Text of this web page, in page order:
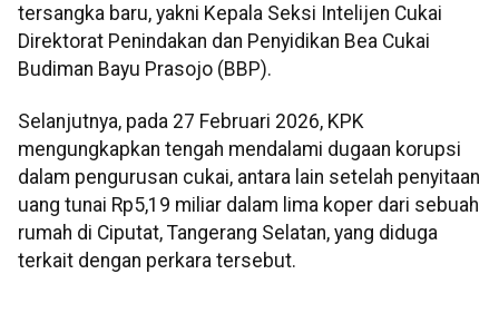
tersangka baru, yakni Kepala Seksi Intelijen Cukai
Direktorat Penindakan dan Penyidikan Bea Cukai
Budiman Bayu Prasojo (BBP).
Selanjutnya, pada 27 Februari 2026, KPK
mengungkapkan tengah mendalami dugaan korupsi
dalam pengurusan cukai, antara lain setelah penyitaan
uang tunai Rp5,19 miliar dalam lima koper dari sebuah
rumah di Ciputat, Tangerang Selatan, yang diduga
terkait dengan perkara tersebut.